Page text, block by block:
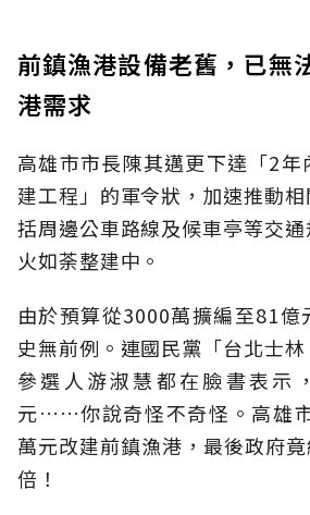
前鎮漁港設備老舊，已無
港需求
高雄市市長陳其邁更下達「2年
建工程」的軍令狀，加速推動
括周邊公車路線及候車亭等交
火如荼整建中。
由於預算從3000萬擴編至81億
史無前例。連國民黨「台北士
參選人游淑慧都在臉書表示
元……你說奇怪不奇怪。高雄
萬元改建前鎮漁港，最後政府
倍！